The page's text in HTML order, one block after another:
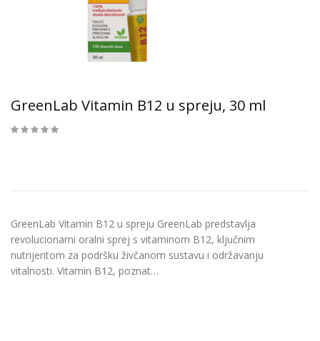
GreenLab Vitamin B12 u spreju, 30 ml
GreenLab Vitamin B12 u spreju GreenLab predstavlja
revolucionarni oralni sprej s vitaminom B12, ključnim
nutrijentom za podršku živčanom sustavu i održavanju
vitalnosti. Vitamin B12, poznat…